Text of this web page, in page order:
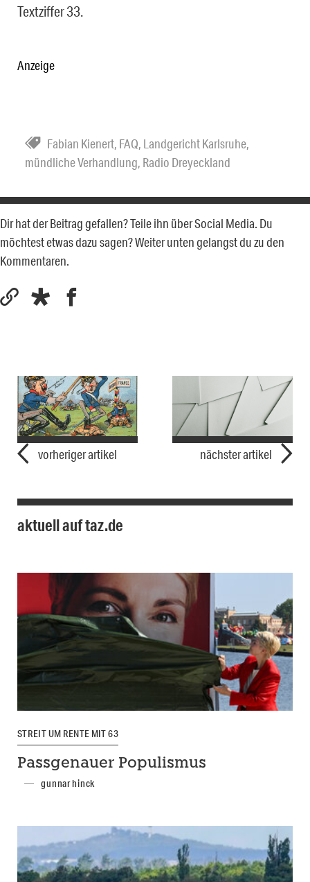
Textziffer 33.
Anzeige
Fabian Kienert, FAQ, Landgericht Karlsruhe,
mündliche Verhandlung, Radio Dreyeckland
Dir hat der Beitrag gefallen? Teile ihn über Social Media. Du
möchtest etwas dazu sagen? Weiter unten gelangst du zu den
Kommentaren.
vorheriger artikel nächster artikel
aktuell auf taz.de
STREIT UM RENTE MIT 63
Passgenauer Populismus
gunnar hinck